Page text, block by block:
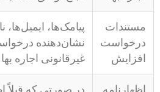
مستندات
درخواست
افزایش
پیامک‌ها،
نشان‌دهنده
غیرقانونی اجاره